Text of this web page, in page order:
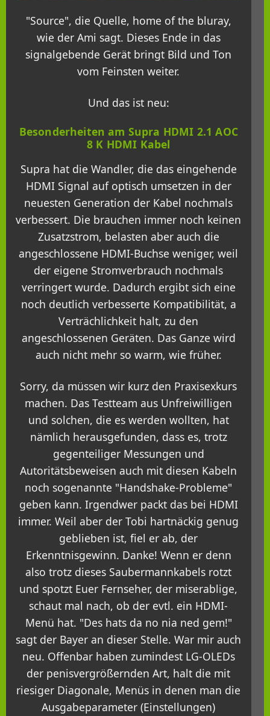
"Source", die Quelle, home of the bluray,
wie der Ami sagt. Dieses Ende in das
signalgebende Gerät bringt Bild und Ton
vom Feinsten weiter.
Und das ist neu:
Besonderheiten am Supra HDMI 2.1 AOC
8 K HDMI Kabel
Supra hat die Wandler, die das eingehende
HDMI Signal auf optisch umsetzen in der
neuesten Generation der Kabel nochmals
verbessert. Die brauchen immer noch keinen
Zusatzstrom, belasten aber auch die
angeschlossene HDMI-Buchse weniger, weil
der eigene Stromverbrauch nochmals
verringert wurde. Dadurch ergibt sich eine
noch deutlich verbesserte Kompatibilität, a
Verträchlichkeit halt, zu den
angeschlossenen Geräten. Das Ganze wird
auch nicht mehr so warm, wie früher.
Sorry, da müssen wir kurz den Praxisexkurs
machen. Das Testteam aus Unfreiwilligen
und solchen, die es werden wollten, hat
nämlich herausgefunden, dass es, trotz
gegenteiliger Messungen und
Autoritätsbeweisen auch mit diesen Kabeln
noch sogenannte "Handshake-Probleme"
geben kann. Irgendwer packt das bei HDMI
immer. Weil aber der Tobi hartnäckig genug
geblieben ist, fiel er ab, der
Erkenntnisgewinn. Danke! Wenn er denn
also trotz dieses Saubermannkabels rotzt
und spotzt Euer Fernseher, der miserablige,
schaut mal nach, ob der evtl. ein HDMI-
Menü hat. "Des hats da no nia ned gem!"
sagt der Bayer an dieser Stelle. War mir auch
neu. Offenbar haben zumindest LG-OLEDs
der penisvergrößernden Art, halt die mit
riesiger Diagonale, Menüs in denen man die
Ausgabeparameter (Einstellungen)